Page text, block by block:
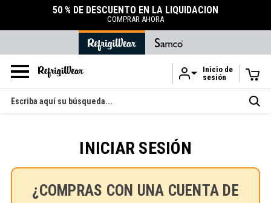
Ir al contenido principal
50 % DE DESCUENTO EN LA LIQUIDACIÓN
COMPRAR AHORA
Inicio de
sesión
Buscar
en
INICIAR SESIÓN
¿COMPRAS CON UNA CUENTA DE